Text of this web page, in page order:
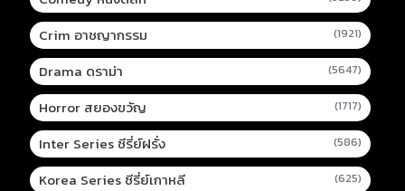
Crim อาชญากรรม (1921)
Drama ดราม่า (5647)
Horror สยองขวัญ (1717)
Inter Series ซีรี่ย์ฝรั่ง (586)
Korea Series ซีรี่ย์เกาหลี (625)